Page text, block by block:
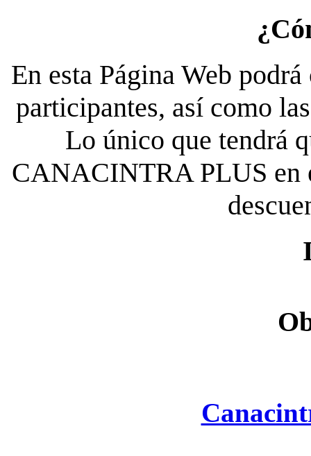
En esta Página Web
participantes, así como
Lo único que tendrá
CANACINTRA PLUS en